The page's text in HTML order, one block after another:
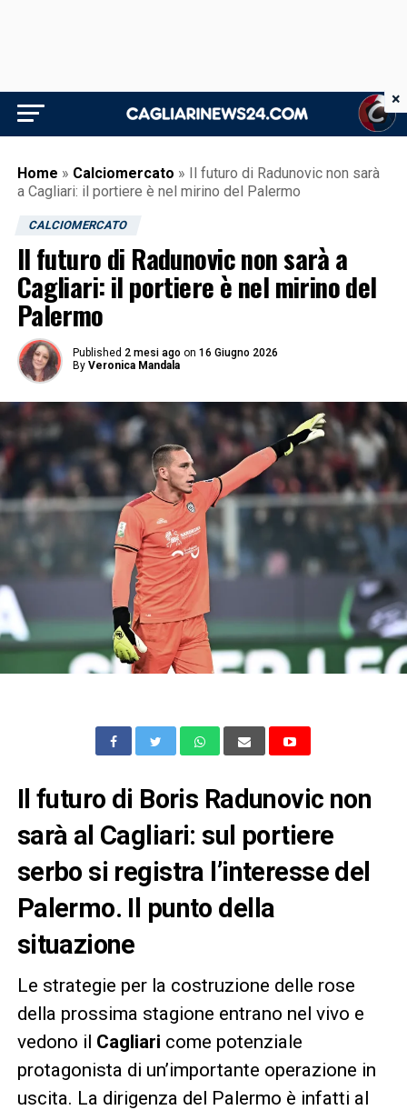
Home » Calciomercato » Il futuro di Radunovic non sarà
a Cagliari: il portiere è nel mirino del Palermo
CALCIOMERCATO
Il futuro di Radunovic non sarà a
Cagliari: il portiere è nel mirino del
Palermo
Published 2 mesi ago on 16 Giugno 2026
By Veronica Mandala
Il futuro di Boris Radunovic non
sarà al Cagliari: sul portiere
serbo si registra l’interesse del
Palermo. Il punto della
situazione
Le strategie per la costruzione delle rose
della prossima stagione entrano nel vivo e
vedono il Cagliari come potenziale
protagonista di un’importante operazione in
uscita. La dirigenza del Palermo è infatti al
×